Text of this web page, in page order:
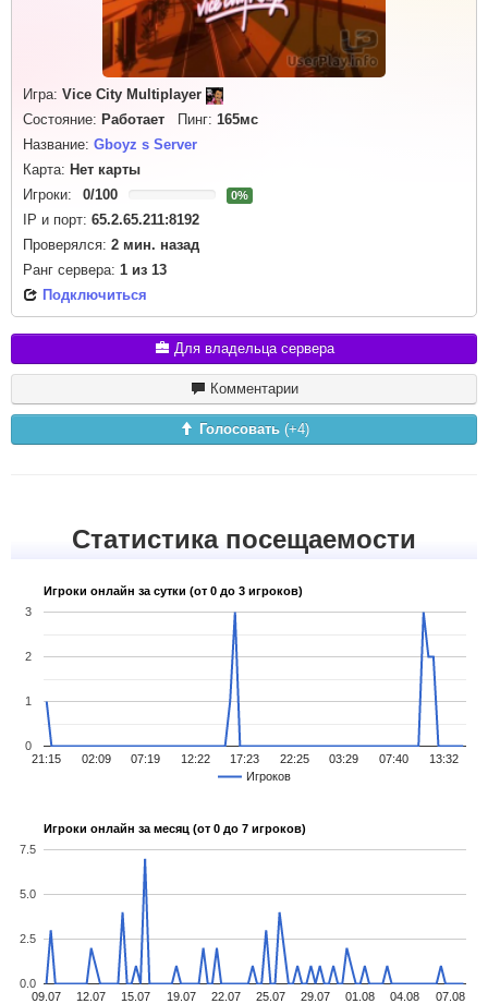
Игра: Vice City Multiplayer
Состояние: Работает Пинг: 165мс
Название: Gboyz s Server
Карта: Нет карты
Игроки:
0/100 0%
IP и порт: 65.2.65.211:8192
Проверялся: 2 мин. назад
Ранг сервера: 1 из 13
Подключиться
Для владельца сервера
Комментарии
Голосовать(+4)
Статистика посещаемости
Игроки онлайн за сутки (от 0 до 3 игроков)
Игроков
21:15 02:09 07:19 12:22 17:23 22:25 03:29 07:40 13:32
0
1
2
3
Игроки онлайн за месяц (от 0 до 7 игроков)
09.07 12.07 15.07 19.07 22.07 25.07 29.07 01.08 04.08 07.08
0.0
2.5
5.0
7.5